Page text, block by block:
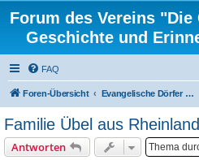
Forum des Vereins
Geschichte und
FAQ
Foren-Übersicht Evangelische Dörfer und ortsbezogene Familienforschung
Familie Übel aus
Antworten